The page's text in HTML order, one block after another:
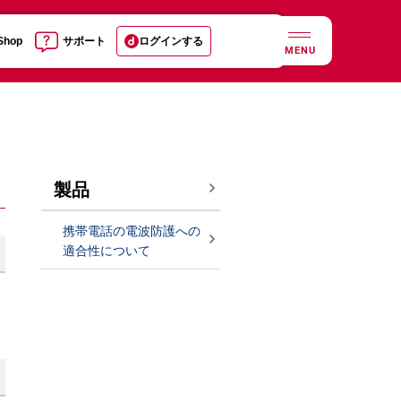
サポート ログインする
MENU
製品
携帯電話の電波防護への
適合性について